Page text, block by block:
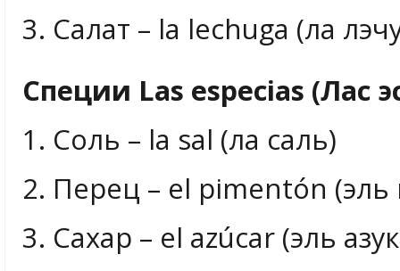
3. Салат – la lechuga (ла
Специи Las especias (Лас
1. Соль – la sal (ла саль)
2. Перец – el pimentón
3. Сахар – el azúcar (эль